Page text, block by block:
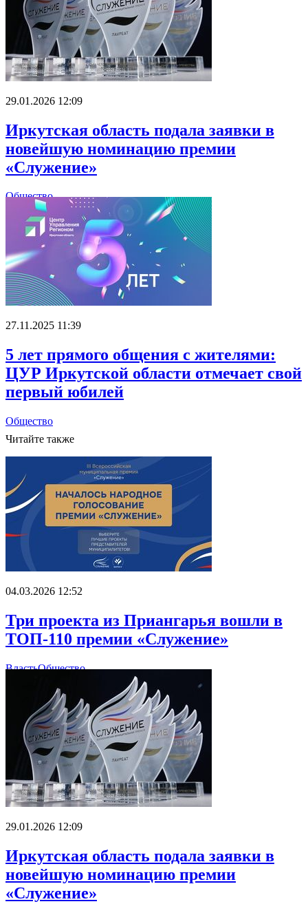
29.01.2026 12:09
Иркутская область подала заявки в
новейшую номинацию премии
«Служение»
Общество
27.11.2025 11:39
5 лет прямого общения с жителями:
ЦУР Иркутской области отмечает свой
первый юбилей
Общество
Читайте также
04.03.2026 12:52
Три проекта из Приангарья вошли в
ТОП-110 премии «Служение»
ВластьОбщество
29.01.2026 12:09
Иркутская область подала заявки в
новейшую номинацию премии
«Служение»